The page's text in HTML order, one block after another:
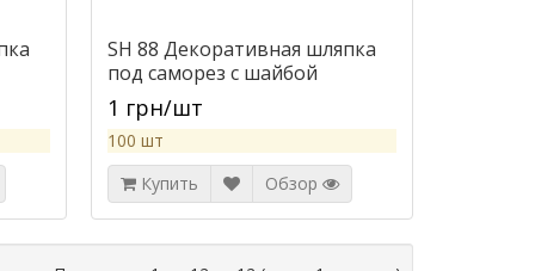
SH 88 Декоративная шляпка
под саморез с шайбой
1 грн/шт
100 шт
Купить
Обзор